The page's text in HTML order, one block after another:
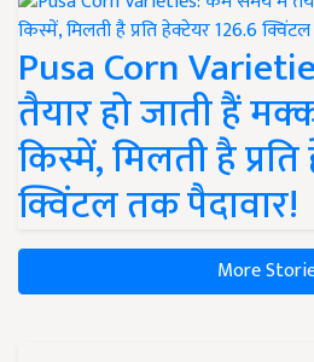
Pusa Corn
तैयार हो जाती हैं
किस्में, मिलती है
क्विंटल तक पैदावार!
More